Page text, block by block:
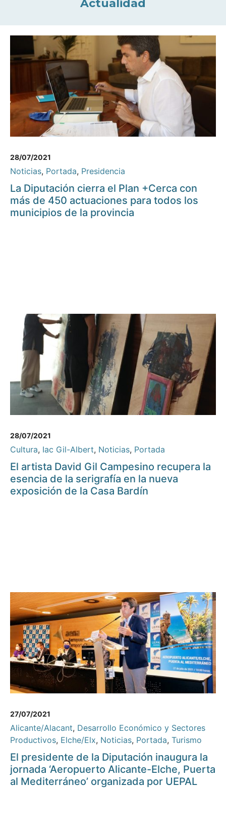
Actualidad
28/07/2021
Noticias, Portada, Presidencia
La Diputación cierra el Plan +Cerca con
más de 450 actuaciones para todos los
municipios de la provincia
28/07/2021
Cultura, Iac Gil-Albert, Noticias, Portada
El artista David Gil Campesino recupera la
esencia de la serigrafía en la nueva
exposición de la Casa Bardín
27/07/2021
Alicante/Alacant, Desarrollo Económico y Sectores
Productivos, Elche/Elx, Noticias, Portada, Turismo
El presidente de la Diputación inaugura la
jornada ‘Aeropuerto Alicante-Elche, Puerta
al Mediterráneo’ organizada por UEPAL